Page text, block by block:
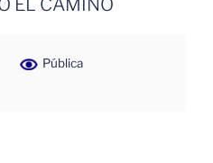
EL CAMINO
Pública